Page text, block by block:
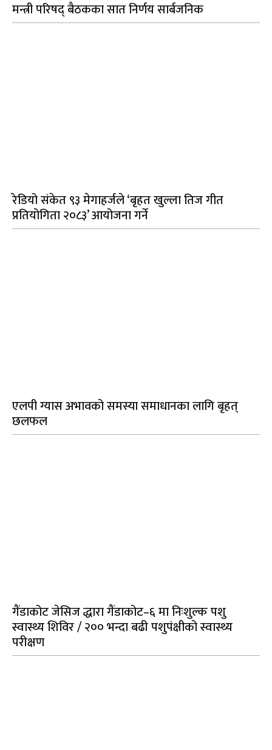
मन्त्री परिषद् बैठकका सात निर्णय सार्बजनिक
रेडियो संकेत ९३ मेगाहर्जले ‘बृहत खुल्ला तिज गीत
प्रतियोगिता २०८३’ आयोजना गर्ने
एलपी ग्यास अभावको समस्या समाधानका लागि बृहत्
छलफल
गैंडाकोट जेसिज द्धारा गैंडाकोट–६ मा निःशुल्क पशु
स्वास्थ्य शिविर / २०० भन्दा बढी पशुपंक्षीको स्वास्थ्य
परीक्षण